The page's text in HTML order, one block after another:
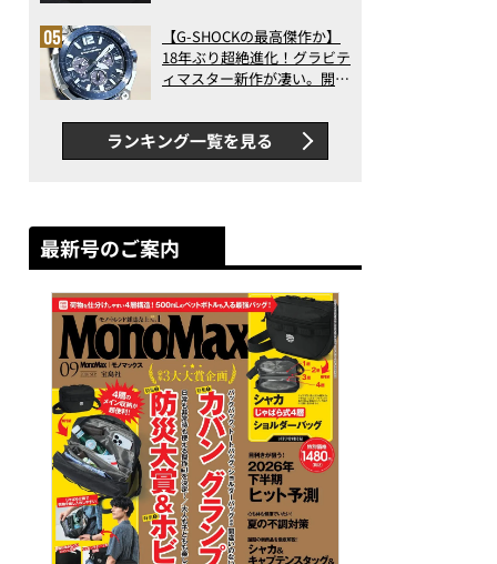
アの実力
【G-SHOCKの最高傑作か】
18年ぶり超絶進化！グラビテ
ィマスター新作が凄い。開発
新ムーブメントの衝撃
ランキング一覧を見る
最新号のご案内